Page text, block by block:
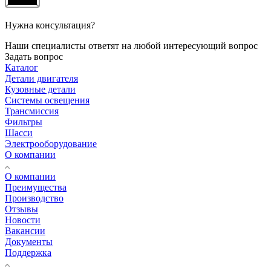
Нужна консультация?
Наши специалисты ответят на любой интересующий вопрос
Задать вопрос
Каталог
Детали двигателя
Кузовные детали
Системы освещения
Трансмиссия
Фильтры
Шасси
Электрооборудование
О компании
О компании
Преимущества
Производство
Отзывы
Новости
Вакансии
Документы
Поддержка